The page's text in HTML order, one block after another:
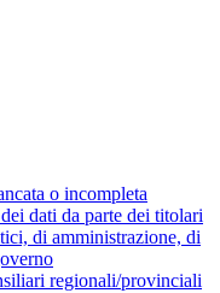
o incompleta
dati da parte dei titolari
di amministrazione, di
regionali/provinciali